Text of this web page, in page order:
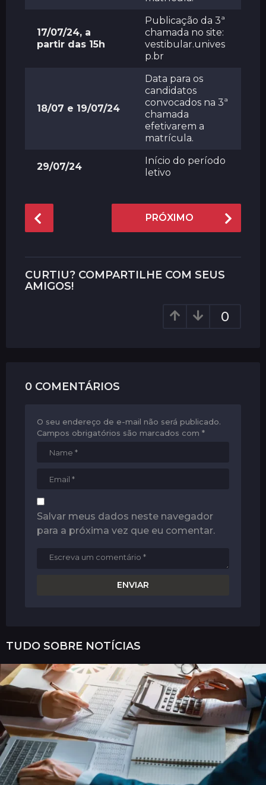
17/07/24, a
partir das 15h
Publicação da 3ª
chamada no site:
vestibular.unives
p.br
18/07 e 19/07/24
Data para os
candidatos
convocados na 3ª
chamada
efetivarem a
matrícula.
29/07/24
Início do período
letivo
o
P
a
i
PRÓXIMO
CURTIU? COMPARTILHE COM SEUS
AMIGOS!
0
0 COMENTÁRIOS
O seu endereço de e-mail não será publicado.
Campos obrigatórios são marcados com *
Salvar meus dados neste navegador
para a próxima vez que eu comentar.
TUDO SOBRE NOTÍCIAS